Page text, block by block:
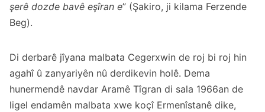
şerê dozde bavê eşîran e” (Şakiro, ji kilama Ferzende
Beg).
Di derbarê jîyana malbata Cegerxwin de roj bi roj hin
agahî û zanyariyên nû derdikevin holê. Dema
hunermendê navdar Aramê Tîgran di sala 1966an de
ligel endamên malbata xwe koçî Ermenîstanê dike,